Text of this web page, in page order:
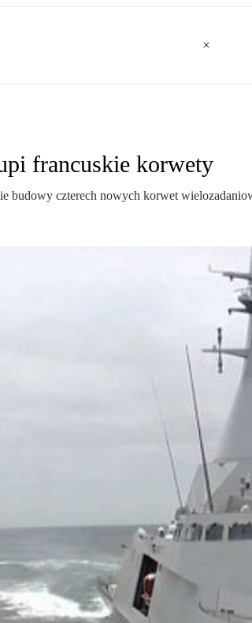
francuskie korwety
budowy czterech nowych korwet